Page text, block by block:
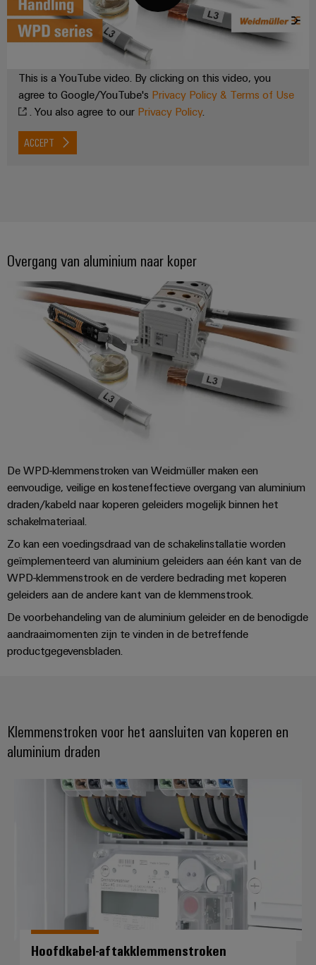
verbindingstechniek
voor je industrie.
Onze Industrial
Weidmüller
Configurator
Digitale
engineering van
het volgende
niveau - intuïtief,
ongecompliceerd,
snel
This is a YouTube video. By clicking on this video, you
agree to Google/YouTube's Privacy Policy & Terms of Use
. You also agree to our Privacy Policy.
ACCEPT
Overgang van aluminium naar koper
De WPD-klemmenstroken van Weidmüller maken een
eenvoudige, veilige en kosteneffectieve overgang van aluminium
draden/kabeld naar koperen geleiders mogelijk binnen het
schakelmateriaal.
Zo kan een voedingsdraad van de schakelinstallatie worden
geïmplementeerd van aluminium geleiders aan één kant van de
WPD-klemmenstrook en de verdere bedrading met koperen
geleiders aan de andere kant van de klemmenstrook.
De voorbehandeling van de aluminium geleider en de benodigde
aandraaimomenten zijn te vinden in de betreffende
productgegevensbladen.
Klemmenstroken voor het aansluiten van koperen en
aluminium draden
Hoofdkabel-
Hoofdkabel-aftakklemmenstroken